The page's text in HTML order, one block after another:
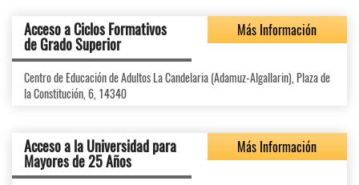
Acceso a Ciclos Formativos
de Grado Superior
Más Información
Centro de Educación de Adultos La Candelaria (Adamuz-Algallarin), Plaza de
la Constitución, 6, 14340
Acceso a la Universidad para
Mayores de 25 Años
Más Información